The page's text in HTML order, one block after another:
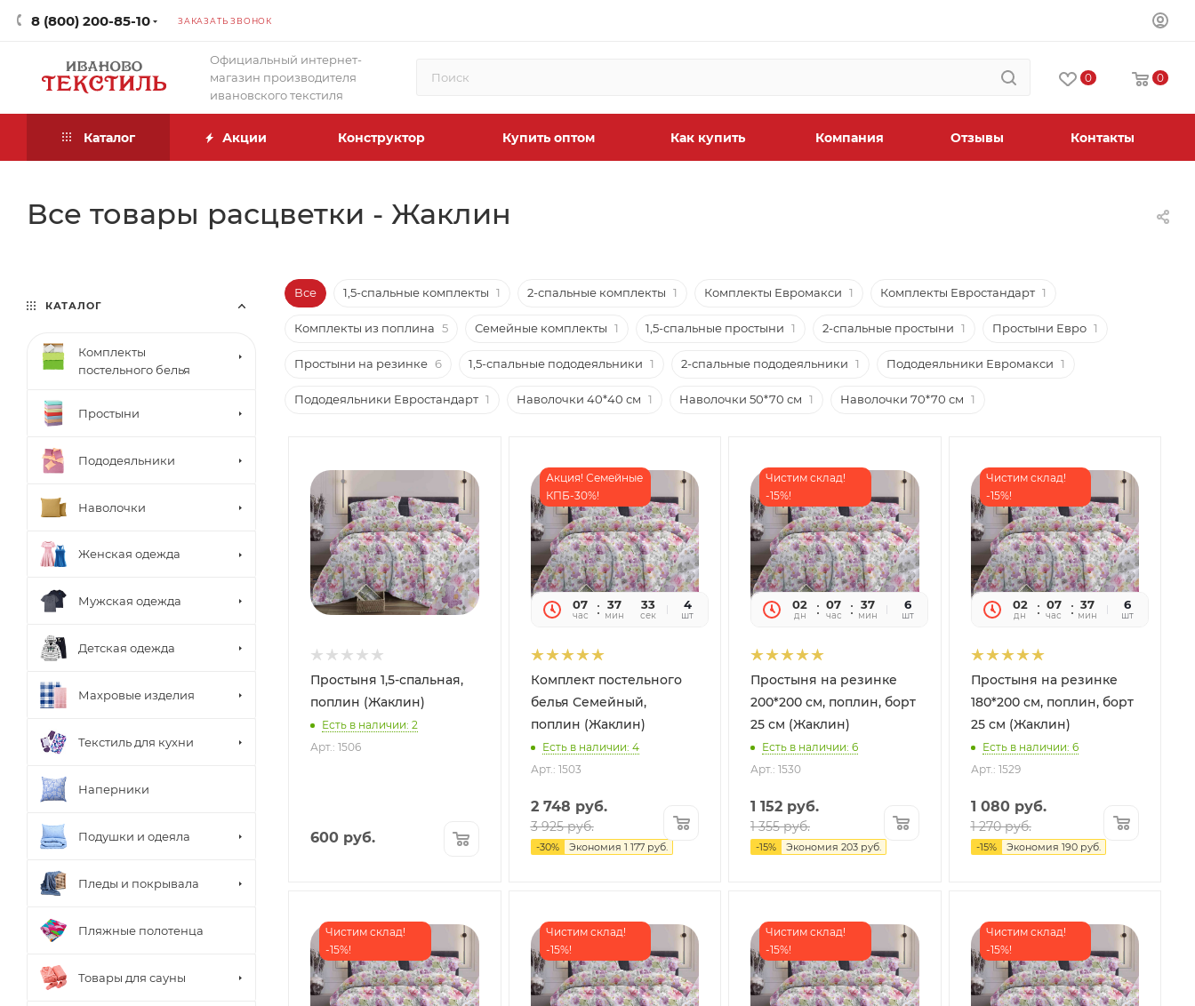
8 (800) 200-85-10 ЗАКАЗАТЬ ЗВОНОК
Официальный интернет-
магазин производителя
ивановского текстиля
0 0
Каталог Акции Конструктор Купить оптом Как купить Компания Отзывы Контакты
Все товары расцветки - Жаклин
Все 1,5-спальные комплекты 1 2-спальные комплекты 1 Комплекты Евромакси 1 Комплекты Евростандарт 1
Комплекты из поплина 5 Семейные комплекты 1 1,5-спальные простыни 1 2-спальные простыни 1 Простыни Евро 1
Простыни на резинке 6 1,5-спальные пододеяльники 1 2-спальные пододеяльники 1 Пододеяльники Евромакси 1
Пододеяльники Евростандарт 1 Наволочки 40*40 см 1 Наволочки 50*70 см 1 Наволочки 70*70 см 1
Простыня 1,5-спальная,
поплин (Жаклин)
Есть в наличии: 2
Арт.: 1506
600 руб.
Акция! Семейные
КПБ-30%!
07
час
37
мин
32
сек
4
шт
Комплект постельного
белья Семейный,
поплин (Жаклин)
Есть в наличии: 4
Арт.: 1503
2 748 руб.
3 925руб.
-30% Экономия 1 177руб.
Чистим склад!
-15%!
02
дн
07
час
37
мин
32
сек
6
шт
Простыня на резинке
200*200 см, поплин, борт
25 см (Жаклин)
Есть в наличии: 6
Арт.: 1530
1 152 руб.
1 355руб.
-15% Экономия 203 руб.
Чистим склад!
-15%!
02
дн
07
час
37
мин
32
сек
6
шт
Простыня на резинке
180*200 см, поплин, борт
25 см (Жаклин)
Есть в наличии: 6
Арт.: 1529
1 080руб.
1 270руб.
-15% Экономия 190руб.
Чистим склад!
-15%!
Чистим склад!
-15%!
Чистим склад!
-15%!
Чистим склад!
-15%!
КАТАЛОГ
Комплекты
постельного белья
Простыни
Пододеяльники
Наволочки
Женская одежда
Мужская одежда
Детская одежда
Махровые изделия
Текстиль для кухни
Наперники
Подушки и одеяла
Пледы и покрывала
Пляжные полотенца
Товары для сауны